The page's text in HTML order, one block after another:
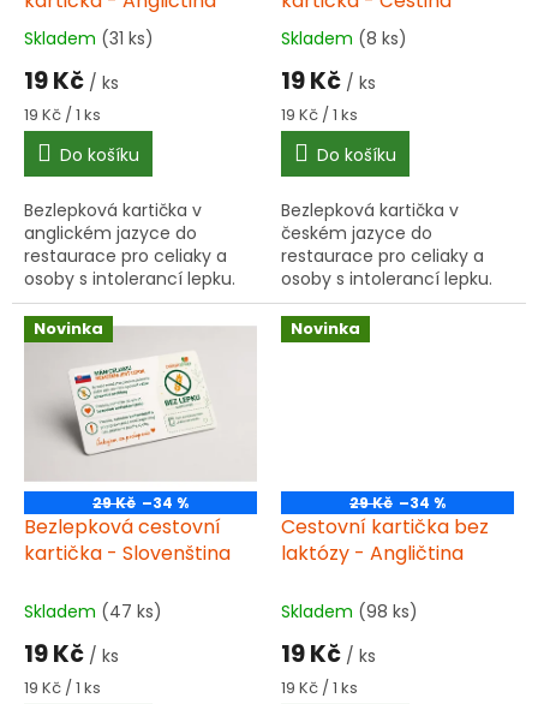
Průměrné
hodnocení
produktu
je
5,0
5
hvězdiček.
Skladem (31 ks)
19 Kč / ks
Měrná
cena:
19 Kč / 1 ks
Do košíku
Bezlepková kartička v
anglickém jazyce do
restaurace pro celiaky a
osoby s intolerancí lepku.
Praktická plastová karta do
peněženky pomůže
jednoduše vysvětlit dietní
omezení v...
Průměrné
hodnocení
produktu
je
5,0
5
hvězdiček.
Skladem (8 ks)
19 Kč / ks
Měrná
cena:
19 Kč / 1 ks
Do košíku
Bezlepková kartička v
českém jazyce do
restaurace pro celiaky a
osoby s intolerancí lepku.
Praktická plastová karta do
peněženky pomůže
jednoduše vysvětlit dietní
Novinka
29 Kč –34 %
Bezlepková cestovní
kartička - Slovenština
Skladem (47 ks)
19 Kč / ks
Měrná
19 Kč / 1 ks
Novinka
29 Kč –34 %
Cestovní kartička bez
laktózy - Angličtina
Skladem (98 ks)
19 Kč / ks
Měrná
19 Kč / 1 ks